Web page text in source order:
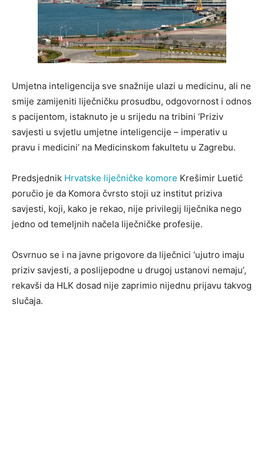
Umjetna inteligencija sve snažnije ulazi u medicinu, ali ne
smije zamijeniti liječničku prosudbu, odgovornost i odnos
s pacijentom, istaknuto je u srijedu na tribini ‘Priziv
savjesti u svjetlu umjetne inteligencije – imperativ u
pravu i medicini’ na Medicinskom fakultetu u Zagrebu.
Predsjednik Hrvatske liječničke komore Krešimir Luetić
poručio je da Komora čvrsto stoji uz institut priziva
savjesti, koji, kako je rekao, nije privilegij liječnika nego
jedno od temeljnih načela liječničke profesije.
Osvrnuo se i na javne prigovore da liječnici ‘ujutro imaju
priziv savjesti, a poslijepodne u drugoj ustanovi nemaju’,
rekavši da HLK dosad nije zaprimio nijednu prijavu takvog
slučaja.